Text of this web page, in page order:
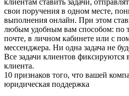
свои поручения в одном месте,
выполнения онлайн. При этом
любым удобным вам способом: по
почте, в личном кабинете или с
мессенджера. Ни одна задача не
Все задачи клиентов фиксируются
клиента.
10 признаков того, что вашей
юридическая поддержка